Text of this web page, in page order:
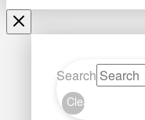
Search
Clear